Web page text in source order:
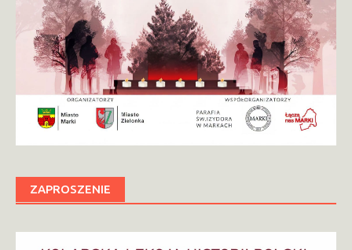
ZAPROSZENIE